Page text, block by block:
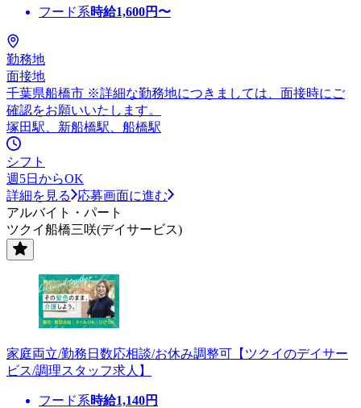
フード系時給1,600円〜
勤務地
面接地
千葉県船橋市 ※詳細な勤務地につきましては、面接時にご
確認をお願いいたします。
塚田駅、新船橋駅、船橋駅
シフト
週5日からOK
詳細を見る
応募画面に進む
アルバイト・パート
ツクイ船橋三咲(デイサービス)
家庭両立/勤務日数応相談/お休み調整可【ツクイのデイサー
ビス/調理スタッフ求人】
フード系時給1,140円